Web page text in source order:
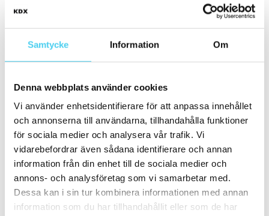
Samtycke Information Om
Denna webbplats använder cookies
Vi använder enhetsidentifierare för att anpassa innehållet
och annonserna till användarna, tillhandahålla funktioner
för sociala medier och analysera vår trafik. Vi
vidarebefordrar även sådana identifierare och annan
information från din enhet till de sociala medier och
annons- och analysföretag som vi samarbetar med.
Dessa kan i sin tur kombinera informationen med annan
information som du har tillhandahållit eller som de har
10x30 cm(1)
10x60 cm(1)
ca 15x(35)
15x15 cm(34)
ca 15x60 cm
15x60 cm (1)
ca 20x(7)
ca 20x20 cm(5)
20x20 cm (5)
20x10 cm(1)
ca 20x60 cm(1)
20x60 cm(1)
Mellan (25 - 50 cm)
(24)
ca 30x(23)
ca 30x10 cm(1)